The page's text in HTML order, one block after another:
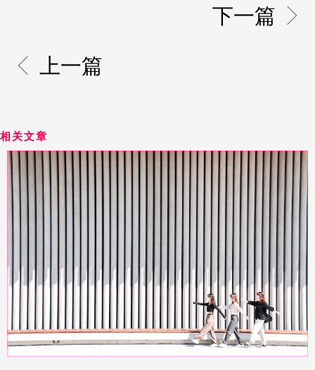
上一篇
下一篇
相关文章